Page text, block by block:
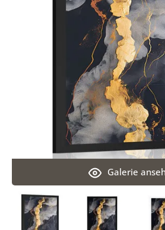
Galerie